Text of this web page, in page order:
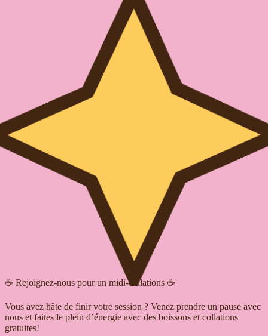
☕️ Rejoignez-nous pour un midi-collations ☕️
Vous avez hâte de finir votre session ? Venez prendre un pause avec
nous et faites le plein d’énergie avec des boissons et collations
gratuites!